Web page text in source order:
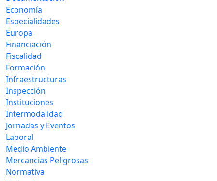
Economía
Especialidades
Europa
Financiación
Fiscalidad
Formación
Infraestructuras
Inspección
Instituciones
Intermodalidad
Jornadas y Eventos
Laboral
Medio Ambiente
Mercancias Peligrosas
Normativa